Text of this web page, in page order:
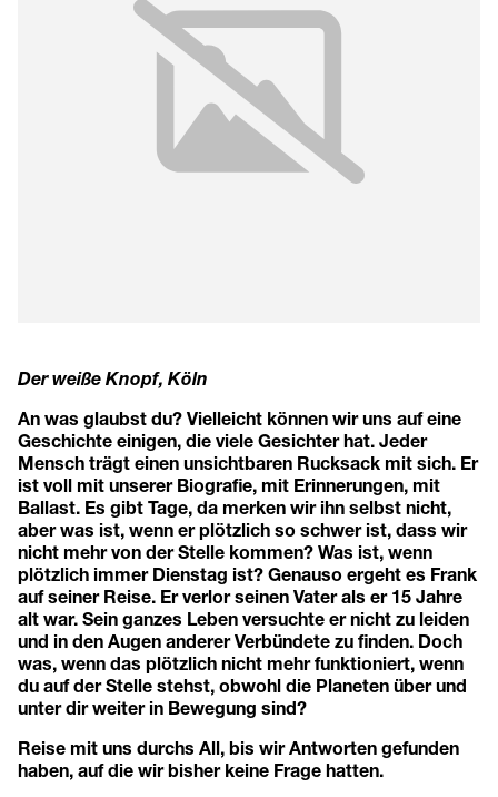
Der weiße Knopf, Köln
An was glaubst du? Vielleicht können wir uns auf eine
Geschichte einigen, die viele Gesichter hat. Jeder
Mensch trägt einen unsichtbaren Rucksack mit sich. Er
ist voll mit unserer Biografie, mit Erinnerungen, mit
Ballast. Es gibt Tage, da merken wir ihn selbst nicht,
aber was ist, wenn er plötzlich so schwer ist, dass wir
nicht mehr von der Stelle kommen? Was ist, wenn
plötzlich immer Dienstag ist? Genauso ergeht es Frank
auf seiner Reise. Er verlor seinen Vater als er 15 Jahre
alt war. Sein ganzes Leben versuchte er nicht zu leiden
und in den Augen anderer Verbündete zu finden. Doch
was, wenn das plötzlich nicht mehr funktioniert, wenn
du auf der Stelle stehst, obwohl die Planeten über und
unter dir weiter in Bewegung sind?
Reise mit uns durchs All, bis wir Antworten gefunden
haben, auf die wir bisher keine Frage hatten.